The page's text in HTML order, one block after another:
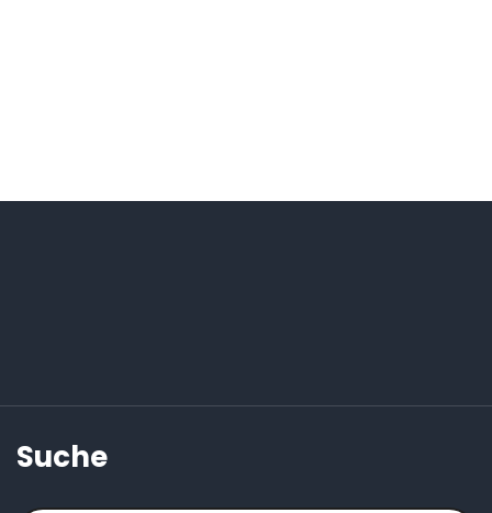
Suche